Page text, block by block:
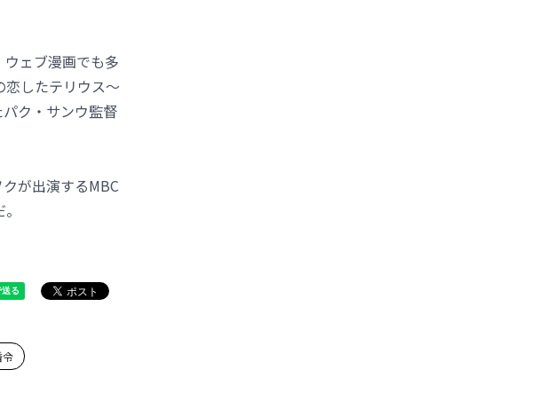
ェブ漫画でも多
したテリウス～
ク・サンウ監督
が出演するMBC
令